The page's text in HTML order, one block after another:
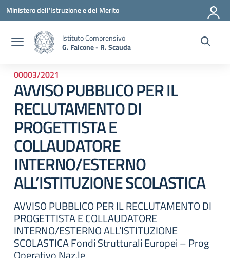
Vai ai contenuti
Vai al menu di navigazione
Vai al footer
Ministero dell'Istruzione e del Merito
Istituto Comprensivo
G. Falcone - R. Scauda
00003/2021
AVVISO PUBBLICO PER IL
RECLUTAMENTO DI
PROGETTISTA E
COLLAUDATORE
INTERNO/ESTERNO
ALL’ISTITUZIONE SCOLASTICA
AVVISO PUBBLICO PER IL RECLUTAMENTO DI
PROGETTISTA E COLLAUDATORE
INTERNO/ESTERNO ALL’ISTITUZIONE
SCOLASTICA Fondi Strutturali Europei – Prog